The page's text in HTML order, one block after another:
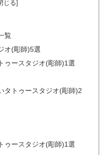
覧
オ(彫師)5選
ゥースタジオ(彫師)1選
タトゥースタジオ(彫師)2
ゥースタジオ(彫師)1選